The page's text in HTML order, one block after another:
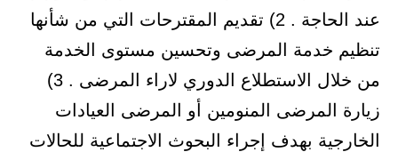
عند الحاجة . 2) تقديم المقترحات التي من شأنها
تنظيم خدمة المرضى وتحسين مستوى الخدمة
من خلال الاستطلاع الدوري لاراء المرضى . 3)
زيارة المرضى المنومين أو المرضى العيادات
الخارجية بهدف إجراء البحوث الاجتماعية للحالات